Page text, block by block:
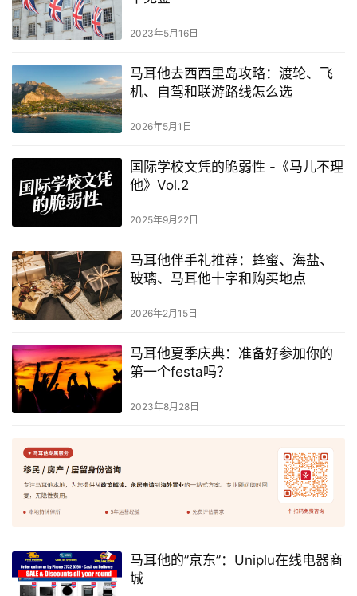
2023年5月16日
马耳他去西西里岛攻略：渡轮、飞
机、自驾和联游路线怎么选
2026年5月1日
国际学校文凭的脆弱性 -《马儿不理
他》Vol.2
2025年9月22日
马耳他伴手礼推荐：蜂蜜、海盐、
玻璃、马耳他十字和购买地点
2026年2月15日
马耳他夏季庆典：准备好参加你的
第一个festa吗？
2023年8月28日
马耳他的”京东”：Uniplu在线电器商
城